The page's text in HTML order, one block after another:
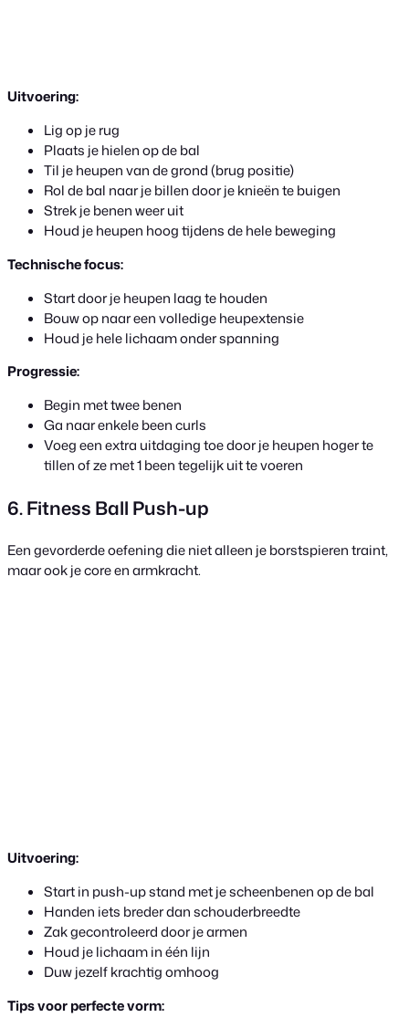
Uitvoering:
Lig op je rug
Plaats je hielen op de bal
Til je heupen van de grond (brug positie)
Rol de bal naar je billen door je knieën te buigen
Strek je benen weer uit
Houd je heupen hoog tijdens de hele beweging
Technische focus:
Start door je heupen laag te houden
Bouw op naar een volledige heupextensie
Houd je hele lichaam onder spanning
Progressie:
Begin met twee benen
Ga naar enkele been curls
Voeg een extra uitdaging toe door je heupen hoger te
tillen of ze met 1 been tegelijk uit te voeren
6. Fitness Ball Push-up
Een gevorderde oefening die niet alleen je borstspieren traint,
maar ook je core en armkracht.
Uitvoering:
Start in push-up stand met je scheenbenen op de bal
Handen iets breder dan schouderbreedte
Zak gecontroleerd door je armen
Houd je lichaam in één lijn
Duw jezelf krachtig omhoog
Tips voor perfecte vorm: